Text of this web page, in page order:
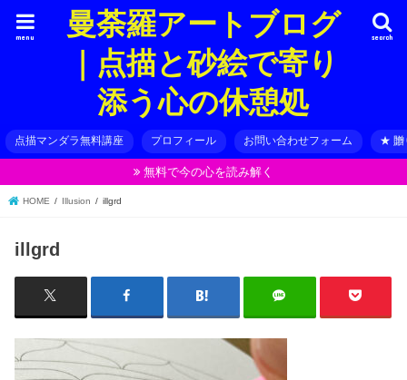
曼荼羅アートブログ
｜点描と砂絵で寄り
添う心の休憩処
search
menu
点描マンダラ無料講座 プロフィール お問い合わせフォーム ★ 贈
無料で今の心を読み解く
HOME Illusion illgrd
illgrd